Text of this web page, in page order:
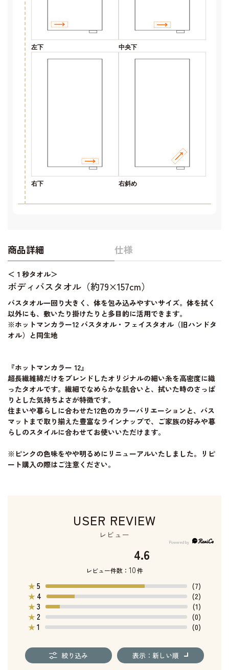
左下 中央下
右下 右斜め
商品詳細 仕様
＜１秒タオル＞
ボディバスタオル（約79×157cm）
バスタオル一回り大きく、体を包み込みやすいサイズ。体を拭く
以外にも、敷いたり掛けたりと多目的に活用できます。
※ホットマンカラー12 バスタオル・フェイスタオル（旧ハンドタ
オル）と同生地
『ホットマンカラー 12』
超長繊維綿だけをブレンドしたオリジナルの細い糸を高密度に織
ったタオルです。繊細でなめらかな肌合いと、拭いた時のさっぱ
りとした気持ちよさが特徴です。
住まいや暮らしに合わせた12色のカラーバリエーションと、バス
マットまで取り揃えた豊富なラインナップで、ご家族の好みや暮
らしのスタイルに合わせてお使いいただけます。
※ピンクの色味をやや明るめにリニューアルいたしました。リピ
ート購入の際はご注意ください。
USER REVIEW
レビュー
4.6
レビュー件数： 10件
★5
(7)
★ 4
(2)
★3
(1)
★2
(0)
★1 (0)
絞り込み 表示：新しい順